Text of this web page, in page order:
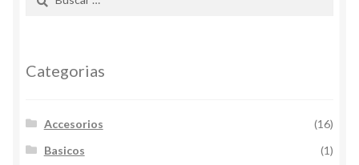
Categorias
Accesorios
(16)
Basicos
(1)